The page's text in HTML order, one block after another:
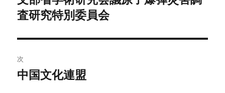
ナ
ビ
ゲ
ー
の
稿:
査研究特別委員会
次
次
中国文化連盟